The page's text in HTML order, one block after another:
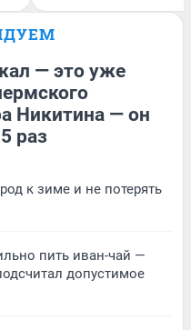
— это уже
Никитина — он
раз
к зиме и не потерять
пить иван-чай —
допустимое